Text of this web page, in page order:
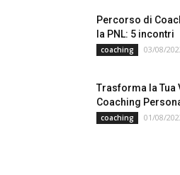
Percorso di
la PNL: 5 incontri
coaching 03/08/
Trasforma la Tua
Coaching
coaching 01/08/